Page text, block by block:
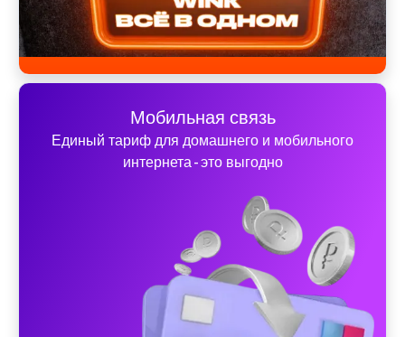
Мобильная связь
Единый тариф для домашнего и мобильного
интернета - это выгодно